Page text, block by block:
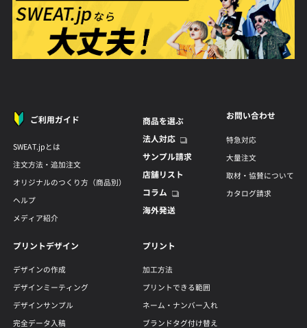
ご利用ガイド
SWEAT.jpとは
注文方法・追加注文
オリジナルのつくり方（商品別）
ヘルプ
メディア紹介
商品を選ぶ
法人対応
サンプル請求
店舗リスト
コラム
海外発送
お問い合わせ
特急対応
大量注文
取材・協賛について
カタログ請求
プリントデザイン
デザインの作成
デザインミーティング
デザインサンプル
完全データ入稿
プリント
加工方法
プリントできる範囲
ネーム・ナンバー入れ
ブランドタグ付け替え